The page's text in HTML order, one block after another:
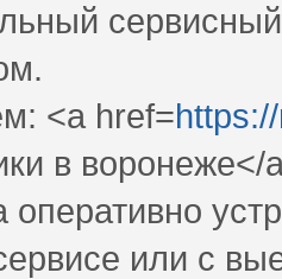
<a href=
в воронеже</
или с